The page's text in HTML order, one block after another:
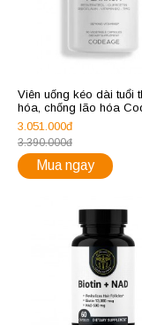
Viên uống kéo dài tuổi
hóa, chống lão hóa
Liposomal NM-N
3.051.000đ
3.390.000đ
Mua ngay